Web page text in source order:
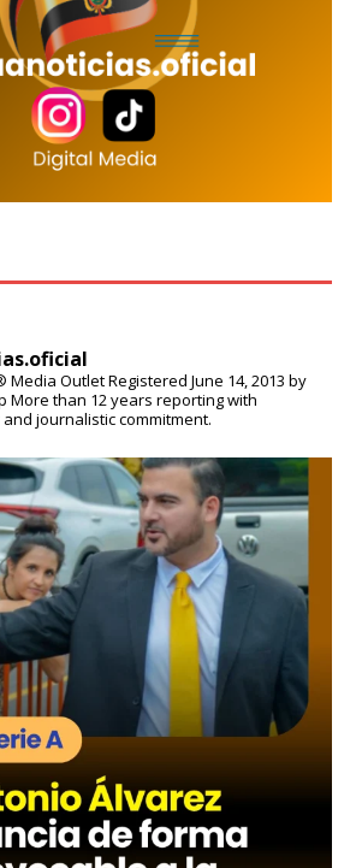
Media OutletRegistered June 14, 2013 by
More than 12 years reporting with
journalistic commitment.